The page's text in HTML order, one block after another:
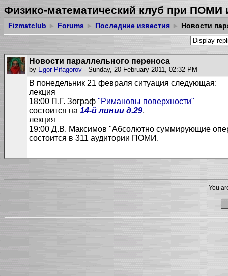
Физико-математический клуб при ПОМИ
Fizmatclub ► Forums ► Последние известия ► Новости
Новости параллельного переноса
by Egor Pifagorov - Sunday, 20 February 2011, 02:32 PM
В понедельник 21 февраля ситуация следующая:
лекция
18:00 П.Г. Зограф "Римановы поверхности"
состоится на 14-й линии д.29,
лекция
19:00 Д.В. Максимов "Абсолютно суммирующие
состоится в 311 аудитории ПОМИ.
You